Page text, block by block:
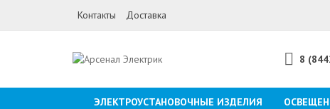
Контакты Доставка
8
ЭЛЕКТРОУСТАНОВОЧНЫЕ ИЗДЕЛИЯ